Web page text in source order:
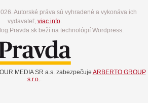
Autorské práva sú vyhradené a vykonáva ich
vydavateľ, viac info.
beží na technológií Wordpress.
MEDIA SR a.s. zabezpečuje ARBERTO GROUP
s.r.o.